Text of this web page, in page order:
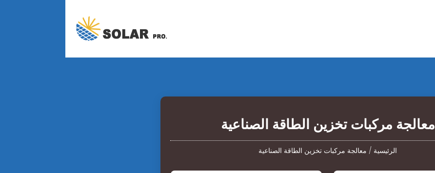
معالجة مركبات تخزين الطاقة الصناعية
الرئيسية / معالجة مركبات تخزين الطاقة الصناعية